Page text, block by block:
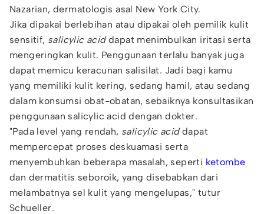
Nazarian, dermatologis asal New York City.
Jika dipakai berlebihan atau dipakai oleh pemilik kulit
sensitif, salicylic aciddapat menimbulkan iritasi serta
mengeringkan kulit. Penggunaan terlalu banyak juga
dapat memicu keracunan salisilat. Jadi bagi kamu
yang memiliki kulit kering, sedang hamil, atau sedang
dalam konsumsi obat-obatan, sebaiknya konsultasikan
penggunaan salicylic acid dengan dokter.
"Pada level yang rendah, salicylic aciddapat
mempercepat proses deskuamasi serta
menyembuhkan beberapa masalah, seperti ketombe
dan dermatitis seboroik, yang disebabkan dari
melambatnya sel kulit yang mengelupas," tutur
Schueller.